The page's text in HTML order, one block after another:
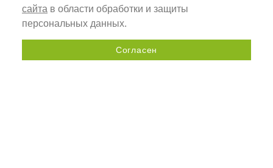
Отправить запрос
сайта в области обработки и защиты
персональных данных.
Согласен